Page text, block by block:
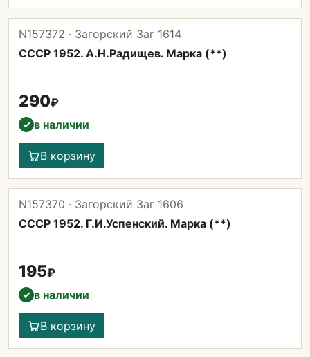
N157372 · Загорский Заг 1614
СССР 1952. А.Н.Радищев. Марка (**)
290₽
✓ в наличии
В корзину
N157370 · Загорский Заг 1606
СССР 1952. Г.И.Успенский. Марка (**)
195₽
✓ в наличии
В корзину